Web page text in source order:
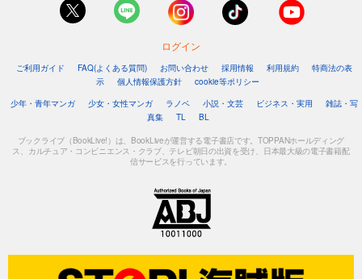
ログイン
ご利用ガイド FAQ(よくある質問) お問い合わせ 採用情報 利用規約
特商法の表
示
個人情報保護方針
cookie等ポリシー
少年・青年マンガ
少女・女性マンガ ラノベ 小説・文芸 ビジネス・実用
雑誌・写
真集
TL BL
ブックライブ（BookLive!）は、BookLiveが運営する電子書店です。TOPPANホールディング
ス、カルチュア・コンビニエンス・クラブ、テレビ朝日の出資を受け、日本最大級の電子書籍配
信サービスを行っています。